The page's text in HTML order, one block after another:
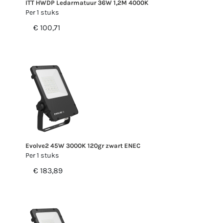
ITT HWDP Ledarmatuur 36W 1,2M 4000K
Per 1 stuks
€ 100,71
Evolve2 45W 3000K 120gr zwart ENEC
Per 1 stuks
€ 183,89